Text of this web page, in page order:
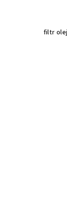
filtr